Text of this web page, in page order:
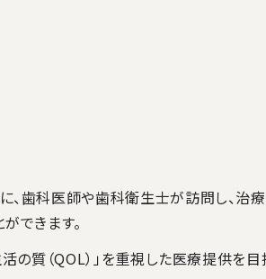
歯科医師や歯科衛生士が訪問し、治
できます。
質（QOL）」を重視した医療提供を目